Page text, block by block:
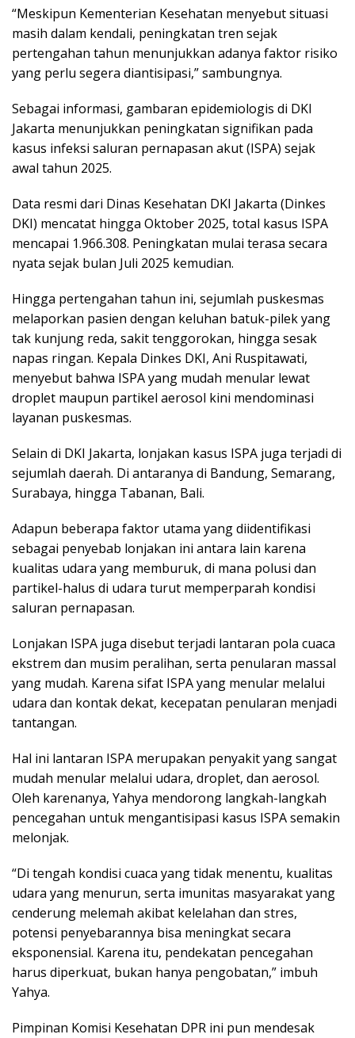
“Meskipun Kementerian Kesehatan menyebut situasi
masih dalam kendali, peningkatan tren sejak
pertengahan tahun menunjukkan adanya faktor risiko
yang perlu segera diantisipasi,” sambungnya.
Sebagai informasi, gambaran epidemiologis di DKI
Jakarta menunjukkan peningkatan signifikan pada
kasus infeksi saluran pernapasan akut (ISPA) sejak
awal tahun 2025.
Data resmi dari Dinas Kesehatan DKI Jakarta (Dinkes
DKI) mencatat hingga Oktober 2025, total kasus ISPA
mencapai 1.966.308. Peningkatan mulai terasa secara
nyata sejak bulan Juli 2025 kemudian.
Hingga pertengahan tahun ini, sejumlah puskesmas
melaporkan pasien dengan keluhan batuk-pilek yang
tak kunjung reda, sakit tenggorokan, hingga sesak
napas ringan. Kepala Dinkes DKI, Ani Ruspitawati,
menyebut bahwa ISPA yang mudah menular lewat
droplet maupun partikel aerosol kini mendominasi
layanan puskesmas.
Selain di DKI Jakarta, lonjakan kasus ISPA juga terjadi di
sejumlah daerah. Di antaranya di Bandung, Semarang,
Surabaya, hingga Tabanan, Bali.
Adapun beberapa faktor utama yang diidentifikasi
sebagai penyebab lonjakan ini antara lain karena
kualitas udara yang memburuk, di mana polusi dan
partikel-halus di udara turut memperparah kondisi
saluran pernapasan.
Lonjakan ISPA juga disebut terjadi lantaran pola cuaca
ekstrem dan musim peralihan, serta penularan massal
yang mudah. Karena sifat ISPA yang menular melalui
udara dan kontak dekat, kecepatan penularan menjadi
tantangan.
Hal ini lantaran ISPA merupakan penyakit yang sangat
mudah menular melalui udara, droplet, dan aerosol.
Oleh karenanya, Yahya mendorong langkah-langkah
pencegahan untuk mengantisipasi kasus ISPA semakin
melonjak.
“Di tengah kondisi cuaca yang tidak menentu, kualitas
udara yang menurun, serta imunitas masyarakat yang
cenderung melemah akibat kelelahan dan stres,
potensi penyebarannya bisa meningkat secara
eksponensial. Karena itu, pendekatan pencegahan
harus diperkuat, bukan hanya pengobatan,” imbuh
Yahya.
Pimpinan Komisi Kesehatan DPR ini pun mendesak